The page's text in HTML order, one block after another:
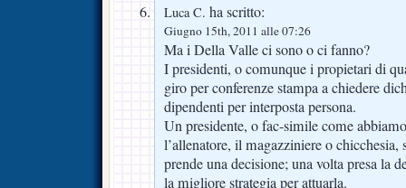
Luca C. ha scritto:
Giugno 15th, 2011 alle 07:26
Ma i Della Valle ci sono o ci fanno?
I presidenti, o comunque i propietari di
giro per conferenze stampa a chiedere
dipendenti per interposta persona.
Un presidente, o fac-simile come
l’allenatore, il magazziniere o chicchesia,
prende una decisione; una volta presa la
la migliore strategia per attuarla.